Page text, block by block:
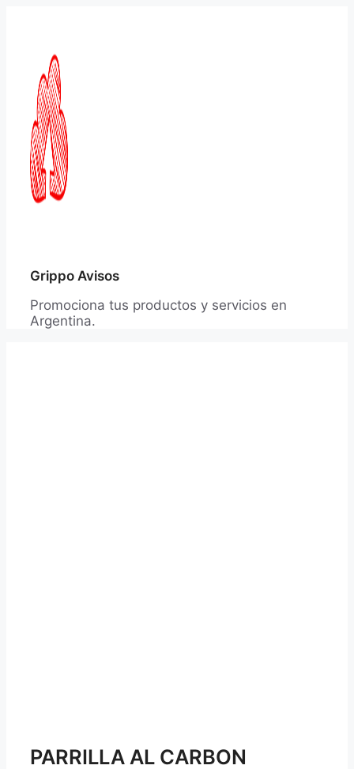
Grippo Avisos
Promociona tus productos y servicios en
Argentina.
PARRILLA AL CARBON